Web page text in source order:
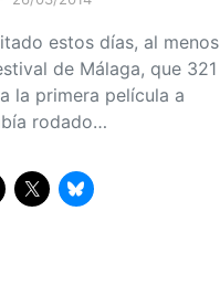
estos días, al menos
de Málaga, que 321
la primera película a
rodado…